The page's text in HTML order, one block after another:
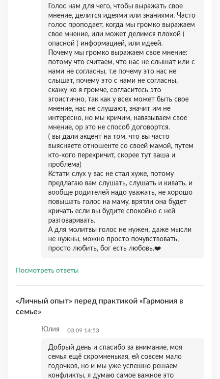
Голос нам для чего, чтобы выражать свое
мнение, делится идеями или знаниями. Часто
голос проподает, когда мы громко выражаем
свое мнение, или может делимся плохой (
опасной ) информацией, или идеей.
Почему мы громко выражаем свое мнение:
потому что считаем, что нас не слышат или с
нами не согласны, т.е почему это нас не
слышат, почему это с нами не согласны,
скажу ко я громче, согласитесь это
эгоистично, так как у всех может быть свое
мнение, нас не слушают, значит им не
интересно, но мы кричим, навязываем свое
мнение, ор это не способ договортся.
( вы дали акцент на том, что вы часто
выясняете отношенте со своей мамой, путем
кто-кого перекричит, скорее тут ваша и
проблема)
Кстати слух у вас не стал хуже, потому
предлагаю вам слушать, слушать и кивать, и
вообще родителей надо уважать, не хорошо
повышать голос на маму, врятли она будет
кричать если вы будите спокойно с ней
разговаривать.
А для молитвы голос не нужен, даже мысли
не нужны, можно просто почувствовать,
просто любить, бог есть любовь.❤️
Посмотреть ответы
«Личный опыт» перед практикой «Гармония в
семье»
Юлия 03.09 14:53
Добрый день и спасибо за внимание, моя
семья ещё скромненькая, ей совсем мало
годочков, но и мы уже успешно решаем
конфликты, я думаю самое важное это